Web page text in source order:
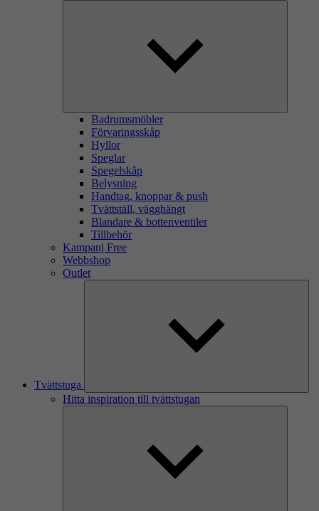
Badrumsmöbler
Förvaringsskåp
Hyllor
Speglar
Spegelskåp
Belysning
Handtag, knoppar & push
Tvättställ, vägghängt
Blandare & bottenventiler
Tillbehör
Kampanj Free
Webbshop
Outlet
Tvättstuga
Hitta inspiration till tvättstugan